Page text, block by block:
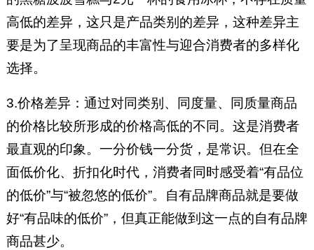
高低的差异，这只是产品类别的差异，这种差异主
要是为了呈现商品的丰富性与迎合消费者的多样化
选择。
3.价格差异：通过对同类别、同度量、同质量商品
的价格比较所形成的价格高低的不同。这是消费者
最直观的印象。一分价钱一分货，是常识。但在全
面低价化、折扣化时代，消费者同时感受着“有品位
的低价”与“被忽悠的低价”。自有品牌商品就是要做
好“有品味的低价”，但真正能做到这一点的自有品牌
商品甚少。